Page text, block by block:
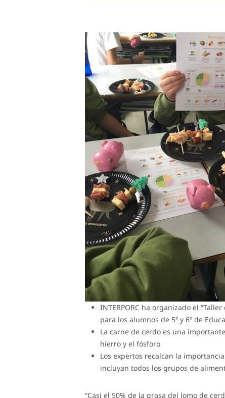
INTERPORC ha organizado el
para los alumnos de 5º y 6º de
La carne de cerdo es una
hierro y el fósforo
Los expertos recalcan la
incluyan todos los grupos de
“Casi el 50% de la grasa del lomo de